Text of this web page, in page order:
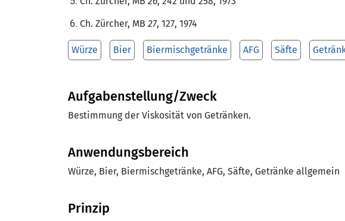
Ch. Zürcher, MB 27, 127, 1974
Würze Bier Biermischgetränke AFG Säfte
Aufgabenstellung/Zweck
Bestimmung der Viskosität von Getränken.
Anwendungsbereich
Würze, Bier, Biermischgetränke, AFG, Säfte, Getränke allgemein
Prinzip